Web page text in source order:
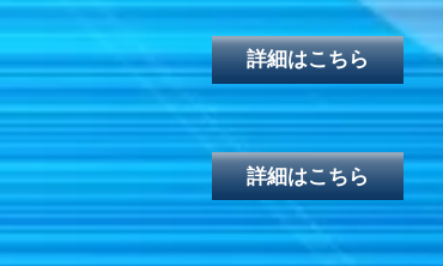
詳細はこちら
詳細はこちら